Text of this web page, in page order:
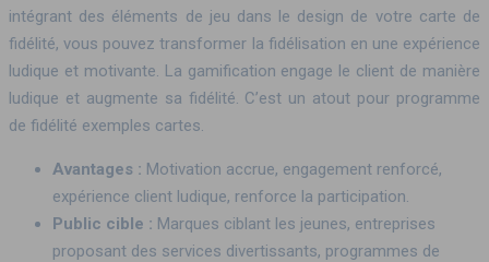
intégrant des éléments de jeu dans le design de votre carte de
fidélité, vous pouvez transformer la fidélisation en une expérience
ludique et motivante. La gamification engage le client de manière
ludique et augmente sa fidélité. C’est un atout pour programme
de fidélité exemples cartes.
Avantages : Motivation accrue, engagement renforcé,
expérience client ludique, renforce la participation.
Public cible : Marques ciblant les jeunes, entreprises
proposant des services divertissants, programmes de